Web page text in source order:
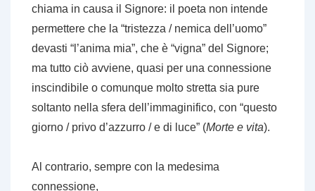
chiama in causa il Signore: il poeta non intende
permettere che la “tristezza / nemica dell’uomo”
devasti “l’anima mia”, che è “vigna” del Signore;
ma tutto ciò avviene, quasi per una connessione
inscindibile o comunque molto stretta sia pure
soltanto nella sfera dell’immaginifico, con “questo
giorno / privo d’azzurro / e di luce” (Morte e vita).
Al contrario, sempre con la medesima
connessione,